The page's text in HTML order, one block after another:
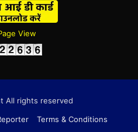
View
All rights reserved
Terms & Conditions